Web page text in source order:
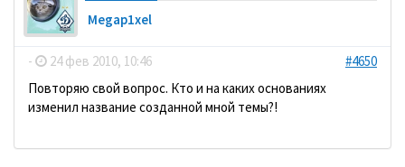
Megap1xel
- 24 фев 2010, 10:46
#4650
Повторяю свой вопрос. Кто и на каких основаниях
изменил название созданной мной темы?!